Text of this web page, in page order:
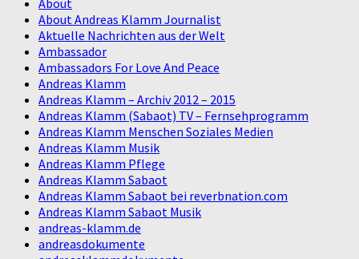
About
About Andreas Klamm Journalist
Aktuelle Nachrichten aus der Welt
Ambassador
Ambassadors For Love And Peace
Andreas Klamm
Andreas Klamm – Archiv 2012 – 2015
Andreas Klamm (Sabaot) TV – Fernsehprogramm
Andreas Klamm Menschen Soziales Medien
Andreas Klamm Musik
Andreas Klamm Pflege
Andreas Klamm Sabaot
Andreas Klamm Sabaot bei reverbnation.com
Andreas Klamm Sabaot Musik
andreas-klamm.de
andreasdokumente